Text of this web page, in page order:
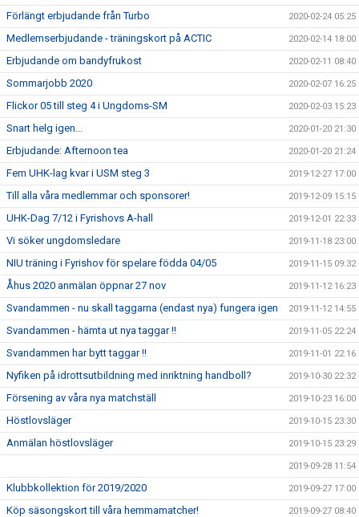
Förlängt erbjudande från Turbo 2020-02-24 05:25
Medlemserbjudande - träningskort på ACTIC 2020-02-14 18:00
Erbjudande om bandyfrukost 2020-02-11 08:40
Sommarjobb 2020 2020-02-07 16:25
Flickor 05 till steg 4 i Ungdoms-SM 2020-02-03 15:23
Snart helg igen... 2020-01-20 21:30
Erbjudande: Afternoon tea 2020-01-20 21:24
Fem UHK-lag kvar i USM steg 3 2019-12-27 17:00
Till alla våra medlemmar och sponsorer! 2019-12-09 15:15
UHK-Dag 7/12 i Fyrishovs A-hall 2019-12-01 22:33
Vi söker ungdomsledare 2019-11-18 23:00
NIU träning i Fyrishov för spelare födda 04/05 2019-11-15 09:32
Åhus 2020 anmälan öppnar 27 nov 2019-11-12 16:23
Svandammen - nu skall taggarna (endast nya) fungera igen 2019-11-12 14:55
Svandammen - hämta ut nya taggar !! 2019-11-05 22:24
Svandammen har bytt taggar !! 2019-11-01 22:16
Nyfiken på idrottsutbildning med inriktning handboll? 2019-10-30 22:32
Försening av våra nya matchställ 2019-10-23 16:00
Höstlovsläger 2019-10-15 23:30
Anmälan höstlovsläger 2019-10-15 23:29
2019-09-28 11:54
Klubbkollektion för 2019/2020 2019-09-27 17:00
Köp säsongskort till våra hemmamatcher! 2019-09-27 08:40